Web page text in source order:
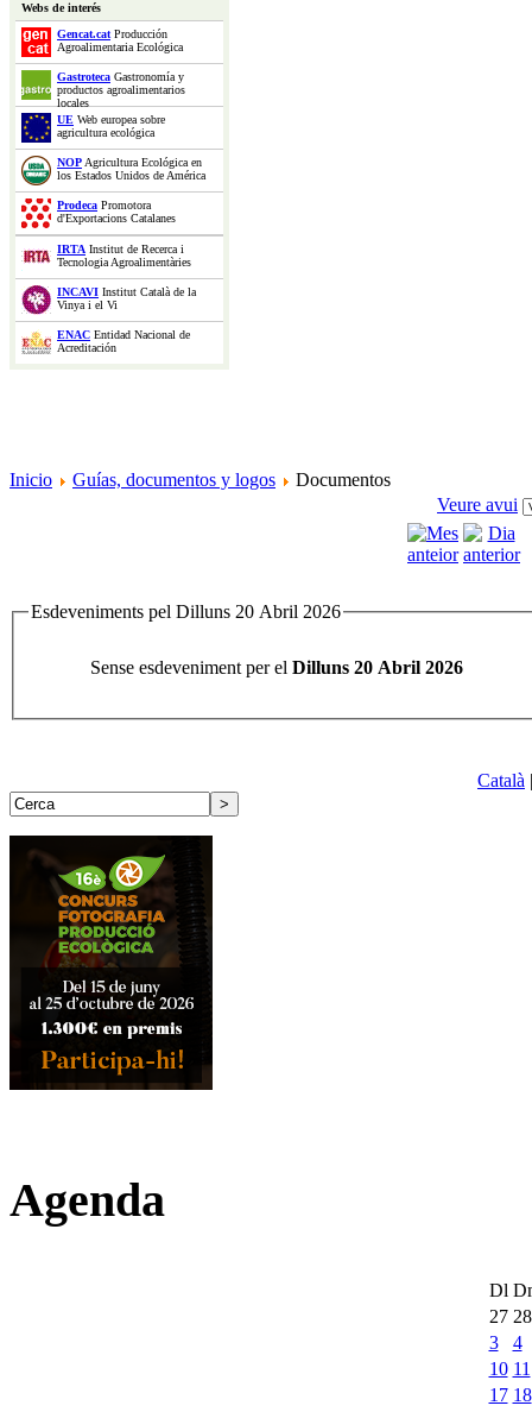
Webs de interés
Gencat.catProducción
Agroalimentaria Ecológica
Gastroteca Gastronomía y
productos agroalimentarios
locales
UE Web europea sobre
agricultura ecológica
NOPAgricultura Ecológica en
los Estados Unidos de América
Prodeca Promotora
d'Exportacions Catalanes
IRTA Institut de Recerca i
Tecnologia Agroalimentàries
INCAVI Institut Català de la
Vinya i el Vi
ENAC Entidad Nacional de
Acreditación
Inicio Guías, documentos y logos
Documentos
Veure avui
Esdeveniments pel Dilluns 20 Abril 2026
Sense esdeveniment per el Dilluns 20 Abril 2026
Català
Agenda
Dl
27 28
3
4
10 11
17 18